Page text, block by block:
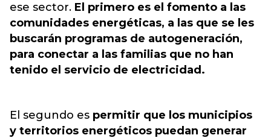
ese sector. El primero es el fomento a las
comunidades energéticas, a las que se les
buscarán programas de autogeneración,
para conectar a las familias que no han
tenido el servicio de electricidad.
El segundo es permitir que los municipios
y territorios energéticos puedan generar